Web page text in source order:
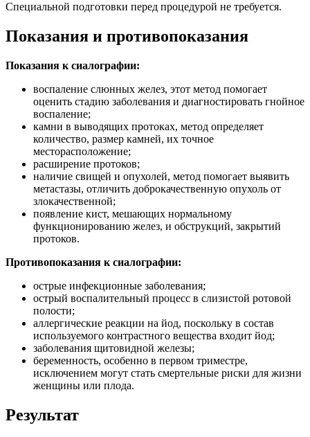
Специальной подготовки перед процедурой не требуется.
Показания и противопоказания
Показания к сиалографии:
воспаление слюнных желез, этот метод помогает
оценить стадию заболевания и диагностировать гнойное
воспаление;
камни в выводящих протоках, метод определяет
количество, размер камней, их точное
месторасположение;
расширение протоков;
наличие свищей и опухолей, метод помогает выявить
метастазы, отличить доброкачественную опухоль от
злокачественной;
появление кист, мешающих нормальному
функционированию желез, и обструкций, закрытий
протоков.
Противопоказания к сиалографии:
острые инфекционные заболевания;
острый воспалительный процесс в слизистой ротовой
полости;
аллергические реакции на йод, поскольку в состав
используемого контрастного вещества входит йод;
заболевания щитовидной железы;
беременность, особенно в первом триместре,
исключением могут стать смертельные риски для жизни
женщины или плода.
Результат